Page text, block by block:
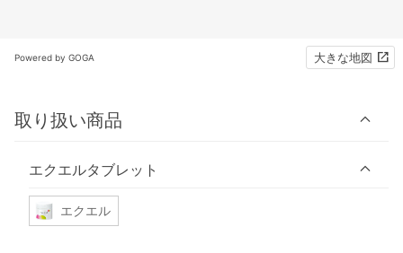
Powered by GOGA 大きな地図
取り扱い商品
エクエルタブレット
エクエル